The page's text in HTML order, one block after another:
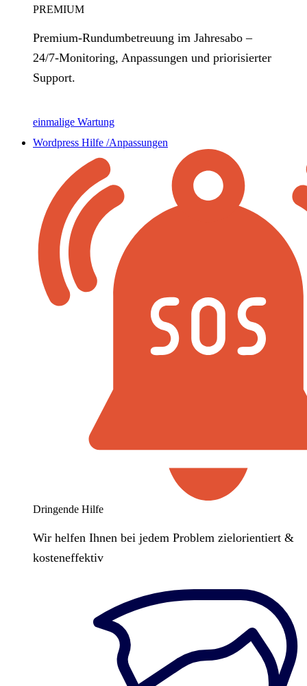
PREMIUM
Premium‑Rundumbetreuung im Jahresabo –
24/7‑Monitoring, Anpassungen und priorisierter
Support.
einmalige Wartung
Wordpress Hilfe /Anpassungen
Dringende Hilfe
Wir helfen Ihnen bei jedem Problem zielorientiert &
kosteneffektiv